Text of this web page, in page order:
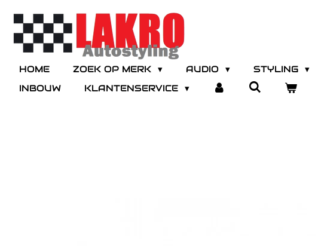
Ga
direct
hoofdinhoud
HOME ZOEK OP MERK AUDIO STYLING
INBOUW
KLANTENSERVICE